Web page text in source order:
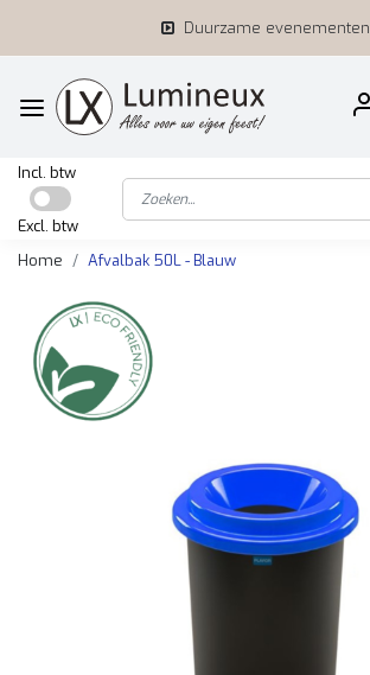
Duurzame evenementen
Incl. btw
Excl. btw
Home
Afvalbak 50L - Blauw